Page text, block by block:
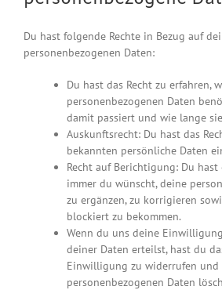
Du hast folgende Rechte in Bezug auf
personenbezogenen Daten:
Du hast das Recht zu erfahren,
personenbezogenen Daten
damit passiert und wie lange
Auskunftsrecht: Du hast das
bekannten persönliche Daten
Recht auf Berichtigung: Du hast
immer du wünscht, deine
zu ergänzen, zu korrigieren
blockiert zu bekommen.
Wenn du uns deine
deiner Daten erteilst, hast du
Einwilligung zu widerrufen und
personenbezogenen Daten